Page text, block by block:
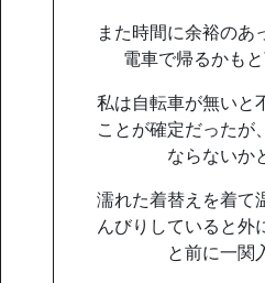
また時間に余裕のあ
電車で帰るかも
私は自転車が無いと
ことが確定だったが
ならないか
濡れた着替えを着て
んびりしていると外
と前に一関